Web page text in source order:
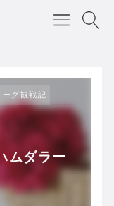
グ観戦記
ムダラー